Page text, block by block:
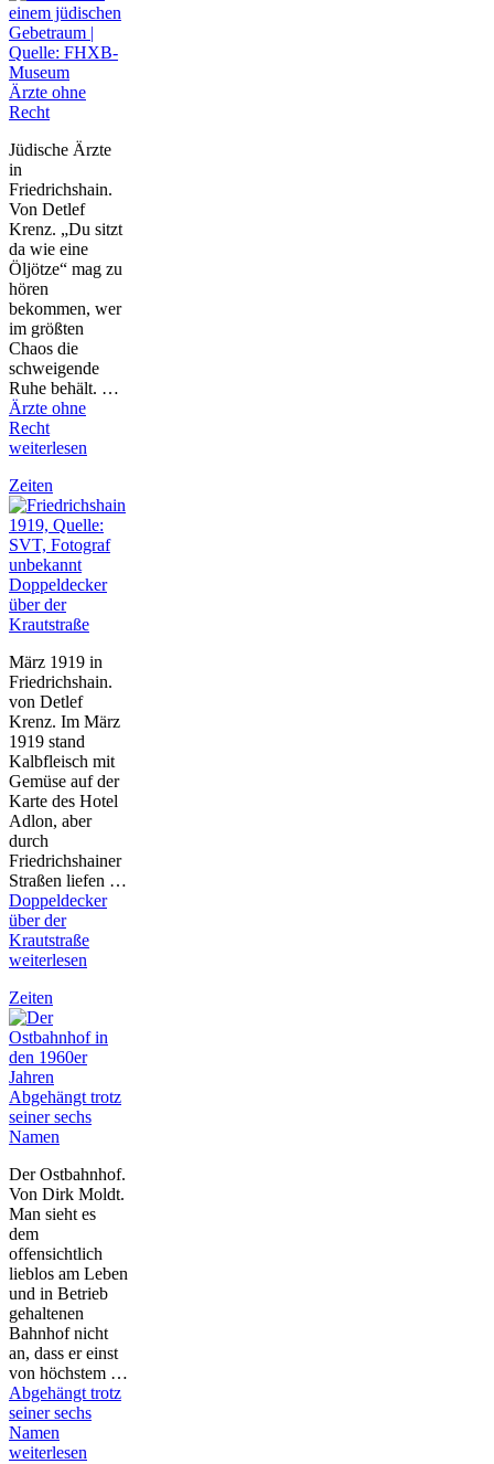
Ärzte ohne
Recht
Jüdische Ärzte
in
Friedrichshain.
Von Detlef
Krenz. „Du sitzt
da wie eine
Öljötze“ mag zu
hören
bekommen, wer
im größten
Chaos die
schweigende
Ruhe behält. …
Ärzte ohne
Recht
weiterlesen
Zeiten
Doppeldecker
über der
Krautstraße
März 1919 in
Friedrichshain.
von Detlef
Krenz. Im März
1919 stand
Kalbfleisch mit
Gemüse auf der
Karte des Hotel
Adlon, aber
durch
Friedrichshainer
Straßen liefen …
Doppeldecker
über der
Krautstraße
weiterlesen
Zeiten
Abgehängt trotz
seiner sechs
Namen
Der Ostbahnhof.
Von Dirk Moldt.
Man sieht es
dem
offensichtlich
lieblos am Leben
und in Betrieb
gehaltenen
Bahnhof nicht
an, dass er einst
von höchstem …
Abgehängt trotz
seiner sechs
Namen
weiterlesen